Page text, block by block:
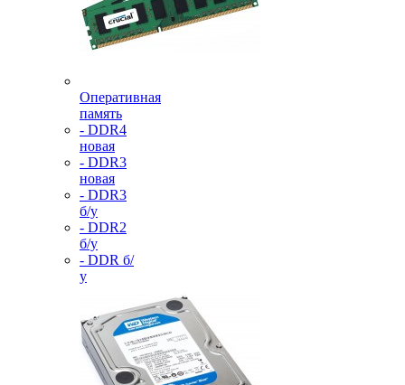
Оперативная
память
- DDR4
новая
- DDR3
новая
- DDR3
б/у
- DDR2
б/у
- DDR б/
у